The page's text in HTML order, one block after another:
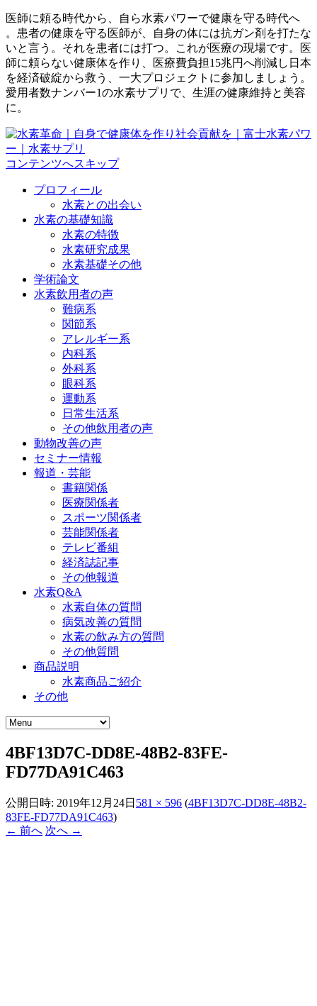
医師に頼る時代から、自ら水素パワーで健康を守る時代へ
。患者の健康を守る医師が、自身の体には抗ガン剤を打たな
いと言う。それを患者には打つ。これが医療の現場です。医
師に頼らない健康体を作り、医療費負担15兆円へ削減し日本
を経済破綻から救う、一大プロジェクトに参加しましょう。
愛用者数ナンバー1の水素サプリで、生涯の健康維持と美容
に。
コンテンツへスキップ
プロフィール
水素との出会い
水素の基礎知識
水素の特徴
水素研究成果
水素基礎その他
学術論文
水素飲用者の声
難病系
関節系
アレルギー系
内科系
外科系
眼科系
運動系
日常生活系
その他飲用者の声
動物改善の声
セミナー情報
報道・芸能
書籍関係
医療関係者
スポーツ関係者
芸能関係者
テレビ番組
経済誌記事
その他報道
水素Q&A
水素自体の質問
病気改善の質問
水素の飲み方の質問
その他質問
商品説明
水素商品ご紹介
その他
4BF13D7C-DD8E-48B2-83FE-
FD77DA91C463
公開日時: 2019年12月24日 581 × 596 (4BF13D7C-DD8E-48B2-
83FE-FD77DA91C463)
← 前へ 次へ →